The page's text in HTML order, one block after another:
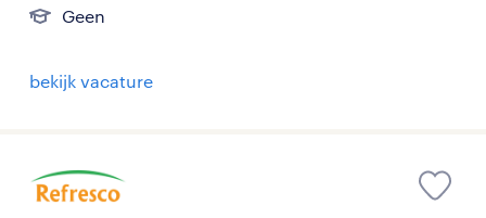
Geen
bekijk vacature